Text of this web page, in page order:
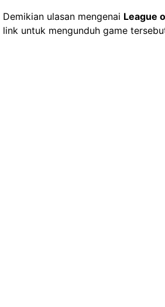
Demikian ulasan mengenai League
link untuk mengunduh game